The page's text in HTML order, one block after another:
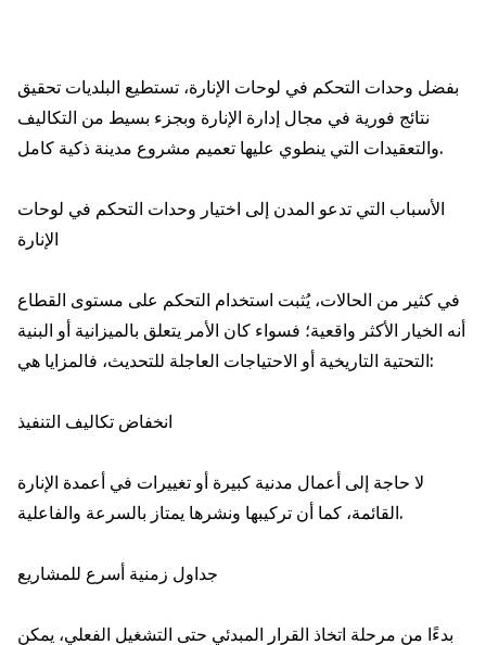
بفضل وحدات التحكم في لوحات الإنارة، تستطيع البلديات تحقيق
نتائج فورية في مجال إدارة الإنارة وبجزء بسيط من التكاليف
والتعقيدات التي ينطوي عليها تعميم مشروع مدينة ذكية كامل.
الأسباب التي تدعو المدن إلى اختيار وحدات التحكم في لوحات
الإنارة
في كثير من الحالات، يُثبت استخدام التحكم على مستوى القطاع
أنه الخيار الأكثر واقعية؛ فسواء كان الأمر يتعلق بالميزانية أو البنية
التحتية التاريخية أو الاحتياجات العاجلة للتحديث، فالمزايا هي:
انخفاض تكاليف التنفيذ
لا حاجة إلى أعمال مدنية كبيرة أو تغييرات في أعمدة الإنارة
القائمة، كما أن تركيبها ونشرها يمتاز بالسرعة والفاعلية.
جداول زمنية أسرع للمشاريع
بدءًا من مرحلة اتخاذ القرار المبدئي حتى التشغيل الفعلي، يمكن